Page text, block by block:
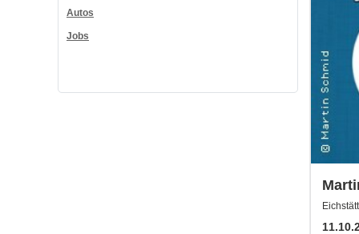
Autos
Jobs